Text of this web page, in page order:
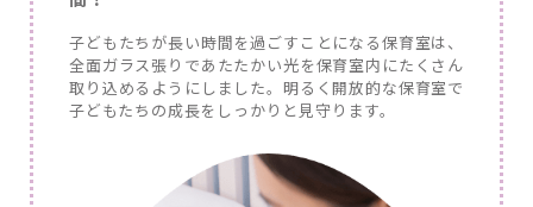
子どもたちが長い時間を過ごすことになる保育室は、
全面ガラス張りであたたかい光を保育室内にたくさん
取り込めるようにしました。明るく開放的な保育室で
子どもたちの成長をしっかりと見守ります。